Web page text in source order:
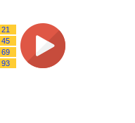
21
45
69
93